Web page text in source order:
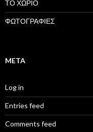
ΤΟ ΧΩΡΙΟ
ΦΩΤΟΓΡΑΦΙΕΣ
META
Log in
Entries feed
Comments feed